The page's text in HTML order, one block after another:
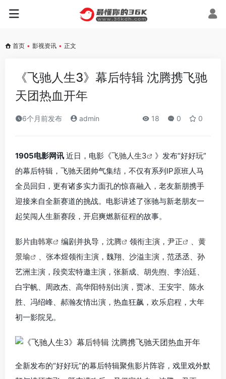
首页 • 影视资讯 • 正文
《飞驰人生3》幕后特辑 沈腾携飞驰
天团热血开年
6个月前发布 admin 18 0 0
1905电影网讯 近日，电影《飞驰人生3
》发布“好好玩”
的幕后特辑，飞驰天团帅气集结，不仅有系列IP原班人马
全员回归，更有诸多实力面孔的惊喜融入，老友新朋携手
迎接来自全新赛道的挑战。电影讲述了张驰与新老朋友一
起笑闯人生新赛段，开启爽燃新征程的故事。
影片由韩寒 编剧并执导， 沈腾 领衔主演， 尹正 、 黄
景瑜
、张本煜领衔主演，魏翔、沙溢主演，范丞丞、孙
艺洲主演，段奕宏特邀主演，张新成、胡先煦、李治廷、
白宇帆、周政杰、高华阳特别出演，贾冰、王安宇、陈永
胜、冯绍峰、郝瀚友情出演，热血狂飙，欢乐启程，大年
初一影院见。
全新发布的“好好玩”的幕后特辑聚焦影片阵容，戏里戏外默